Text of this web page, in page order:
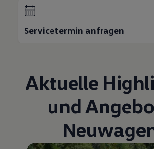
Uptime
Servicetermin anfragen
Aktuelle
und